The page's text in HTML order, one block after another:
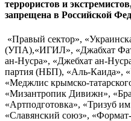
террористов и
запрещена в Российской
«Правый сектор»,
(УПА),«ИГИЛ», «Джабхат
ан-Нусра», «Джебхат ан-
партия (НБП), «Аль-
«Меджлис крымско-
«Мизантропик Дивижн»,
«Артподготовка», «Тризуб
«Славянский союз»,